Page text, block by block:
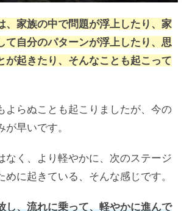
、家族の中で問題が浮上したり、家
て自分のパターンが浮上したり、思
が起きたり、そんなことも起こって
よらぬことも起こりましたが、今の
早いです。
なく、より軽やかに、次のステージ
めに起きている、そんな感じです。
し、流れに乗って、軽やかに進んで